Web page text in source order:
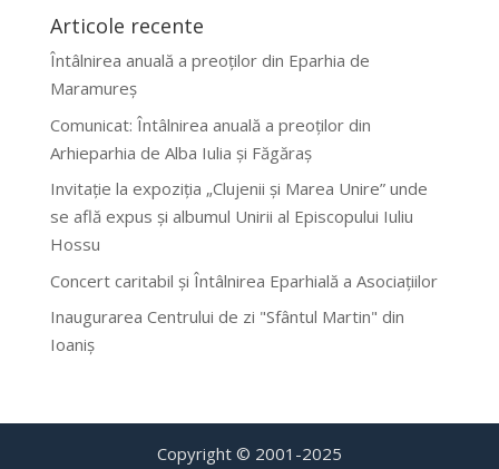
Articole recente
Întâlnirea anuală a preoților din Eparhia de
Maramureș
Comunicat: Întâlnirea anuală a preoților din
Arhieparhia de Alba Iulia și Făgăraș
Invitație la expoziția „Clujenii și Marea Unire” unde
se află expus și albumul Unirii al Episcopului Iuliu
Hossu
Concert caritabil și Întâlnirea Eparhială a Asociațiilor
Inaugurarea Centrului de zi "Sfântul Martin" din
Ioaniș
Copyright © 2001-2025